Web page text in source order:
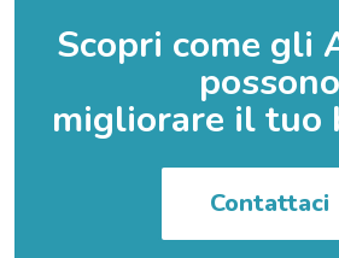
Scopri come gli
possono
migliorare il tuo
Contattaci